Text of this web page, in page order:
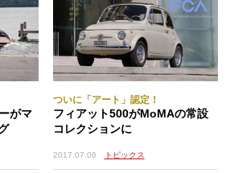
がマ
ついに「アート」認定！
フィアット500がMoMAの常設
コレクションに
2017.07.06 トピックス